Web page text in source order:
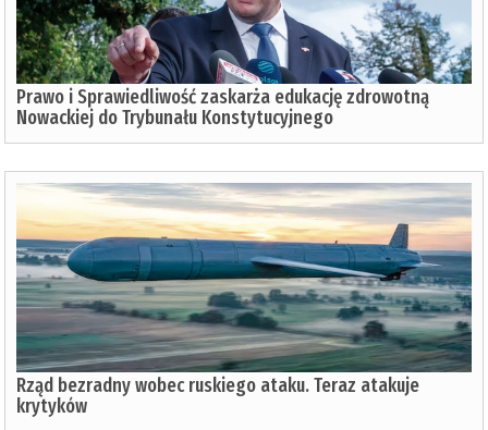
Prawo i Sprawiedliwość zaskarża edukację zdrowotną
Nowackiej do Trybunału Konstytucyjnego
Rząd bezradny wobec ruskiego ataku. Teraz atakuje
krytyków